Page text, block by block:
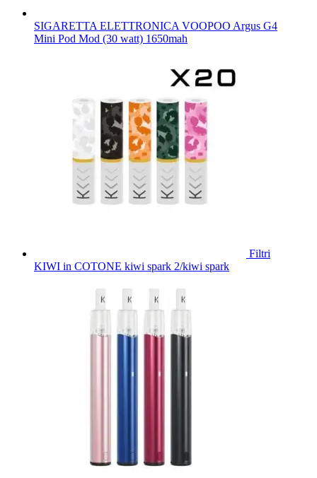
SIGARETTA ELETTRONICA VOOPOO Argus G4
Mini Pod Mod (30 watt) 1650mah
Filtri
KIWI in COTONE kiwi spark 2/kiwi spark